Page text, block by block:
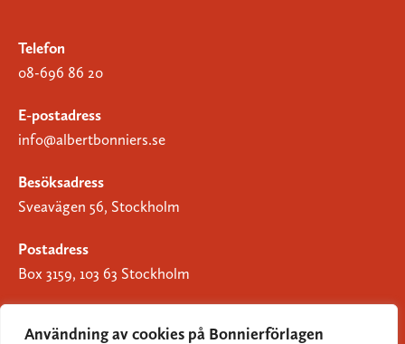
Användning av cookies på Bonnierförlagen
Telefon
08-696 86 20
E-postadress
info@albertbonniers.se
Besöksadress
Sveavägen 56, Stockholm
Postadress
Box 3159, 103 63 Stockholm